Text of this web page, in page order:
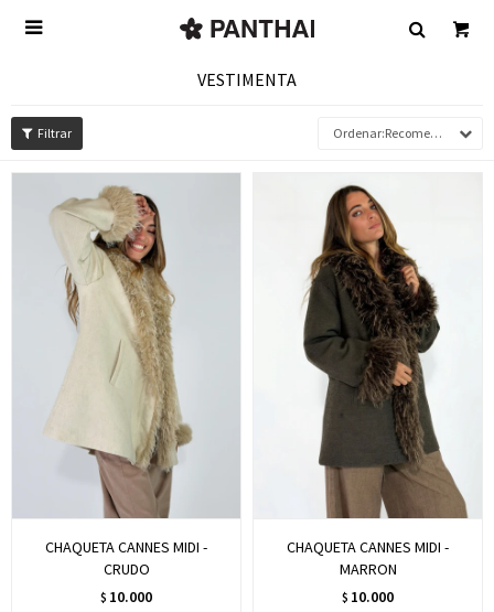

VESTIMENTA
Recomendados
CHAQUETA CANNES MIDI -
CRUDO
$ 10.000
CHAQUETA CANNES MIDI -
MARRON
$ 10.000